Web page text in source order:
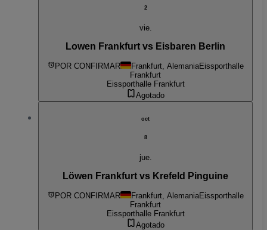
2
vie.
Lowen Frankfurt vs Eisbaren Berlin
POR CONFIRMAR Frankfurt, AlemaniaEissporthalle
Frankfurt
Eissporthalle Frankfurt
Agotado
oct
8
jue.
Löwen Frankfurt vs Krefeld Pinguine
POR CONFIRMAR Frankfurt, AlemaniaEissporthalle
Frankfurt
Eissporthalle Frankfurt
Agotado